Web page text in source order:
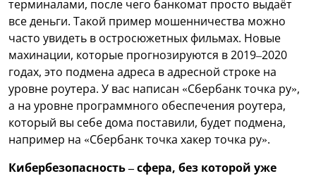
терминалами, после чего банкомат просто выдаёт
все деньги. Такой пример мошенничества можно
часто увидеть в остросюжетных фильмах. Новые
махинации, которые прогнозируются в 2019–2020
годах, это подмена адреса в адресной строке на
уровне роутера. У вас написан «Сбербанк точка ру»,
а на уровне программного обеспечения роутера,
который вы себе дома поставили, будет подмена,
например на «Сбербанк точка хакер точка ру».
Кибербезопасность – сфера, без которой уже